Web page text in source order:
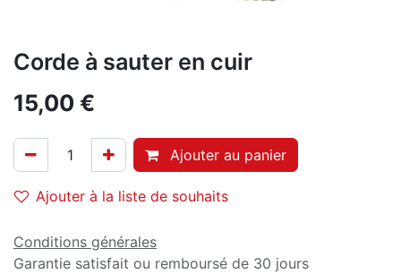
Corde à sauter en cuir
15,00 €
Ajouter au panier
Ajouter à la liste de souhaits
Conditions générales
Garantie satisfait ou remboursé de 30 jours